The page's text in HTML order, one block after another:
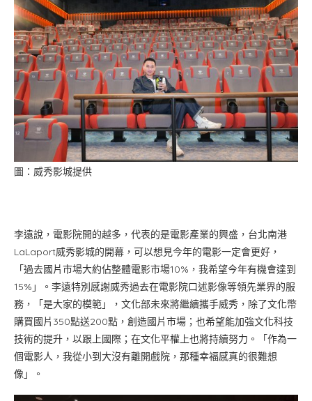
圖：威秀影城提供
李遠說，電影院開的越多，代表的是電影產業的興盛，台北南港
LaLaport威秀影城的開幕，可以想見今年的電影一定會更好，
「過去國片市場大約佔整體電影市場10%，我希望今年有機會達到
15%」。李遠特別感謝威秀過去在電影院口述影像等領先業界的服
務，「是大家的模範」，文化部未來將繼續攜手威秀，除了文化幣
購買國片350點送200點，創造國片市場；也希望能加強文化科技
技術的提升，以跟上國際；在文化平權上也將持續努力。「作為一
個電影人，我從小到大沒有離開戲院，那種幸福感真的很難想
像」。